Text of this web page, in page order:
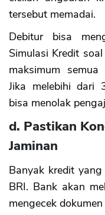
tersebut memadai.
Debitur bisa
Simulasi Kredit
maksimum
Jika melebihi dari
bisa menolak
d. Pastikan
Jaminan
Banyak kredit
BRI. Bank akan
mengecek